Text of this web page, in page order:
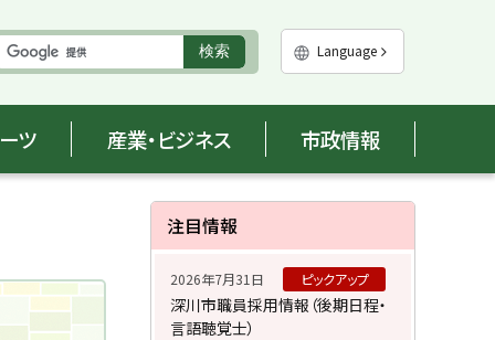
検索実
行
Language
ツ 産業・ビジネス 市政情報
サ
イ
注目情報
2026年7月31日 ピックアップ
深川市職員採用情報（後期日程・
言語聴覚士）